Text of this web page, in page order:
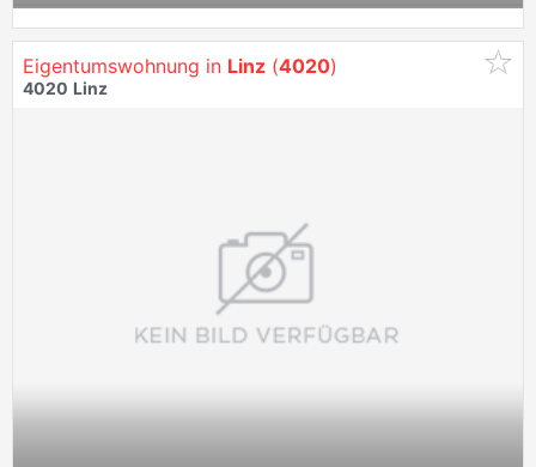
Eigentumswohnung in Linz (4020)
4020 Linz